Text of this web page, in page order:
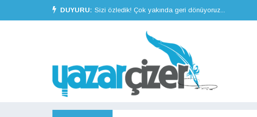
DUYURU: Sizi özledik! Çok yakında geri dönüyoruz...